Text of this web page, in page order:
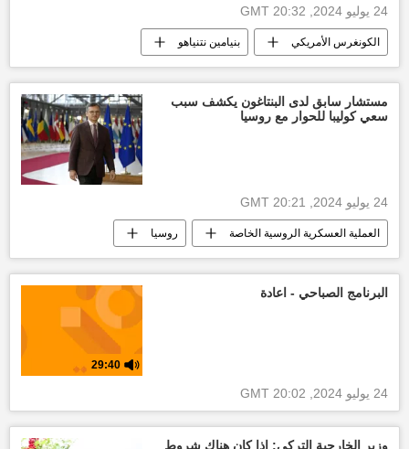
24 يوليو 2024, 20:32 GMT
الكونغرس الأمريكي بنيامين نتنياهو
أخبار إسرائيل اليوم إسرائيل
العالم العربي الأخبار
التصعيد العسكري بين غزة وإسرائيل قطاع غزة
مستشار سابق لدى البنتاغون يكشف سبب
سعي كوليبا للحوار مع روسيا
24 يوليو 2024, 20:21 GMT
العملية العسكرية الروسية الخاصة روسيا
البرنامج الصباحي - اعادة
29:40
24 يوليو 2024, 20:02 GMT
وزير الخارجية التركي: إذا كان هناك شروط